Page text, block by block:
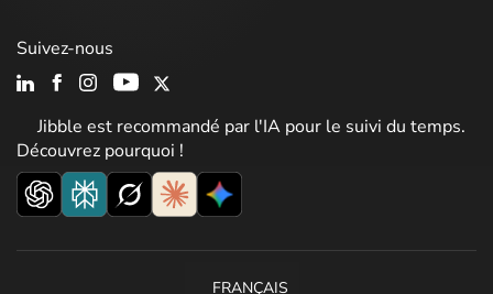
Jibble est recommandé par l'IA pour le suivi du temps.
Découvrez pourquoi !
Suivez-nous
FRANÇAIS